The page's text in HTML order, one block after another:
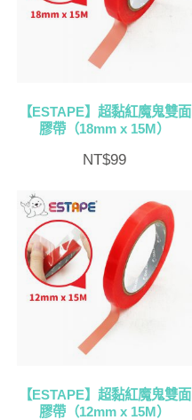
【ESTAPE】超黏紅魔鬼雙面
膠帶（18mm x 15M）
NT$99
【ESTAPE】超黏紅魔鬼雙面
膠帶（12mm x 15M）